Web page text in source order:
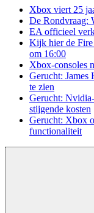
Xbox viert 25
De Rondvraag:
EA officieel
Kijk hier de Fire
om 16:00
Xbox-consoles
Gerucht: James
te zien
Gerucht:
stijgende kosten
Gerucht: Xbox
functionaliteit